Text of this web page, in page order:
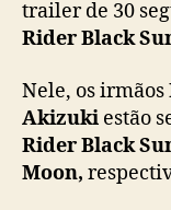
trailer de 30
Rider Black
Nele, os irmãos
Akizuki estão
Rider Black
Moon,